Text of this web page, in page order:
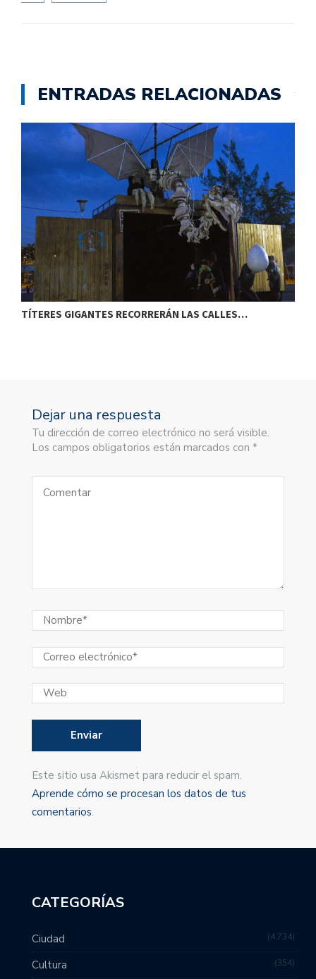
ENTRADAS RELACIONADAS
TÍTERES GIGANTES RECORRERÁN LAS CALLES…
Dejar una respuesta
Tu dirección de correo electrónico no será visible.
Los campos obligatorios están marcados con *
Este sitio usa Akismet para reducir el spam.
Aprende cómo se procesan los datos de tus
comentarios.
CATEGORÍAS
Ciudad 4,734
Cultura 354